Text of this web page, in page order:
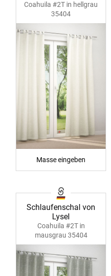
Coahuila #2T in hellgrau
35404
Masse eingeben
Schlaufenschal von
Lysel
Coahuila #2T in
mausgrau 35404